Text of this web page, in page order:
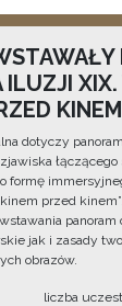
dotyczy
formę
przed
jak i zasady
obrazów.
liczba